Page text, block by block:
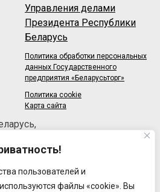
пользователей и
файлы «cookie». Вы
Управления делами
Президента Республики
Беларусь
Политика обработки персональных
данных Государственного
предприятия «Беларусьторг»
Политика cookie
Карта сайта
63-33
50